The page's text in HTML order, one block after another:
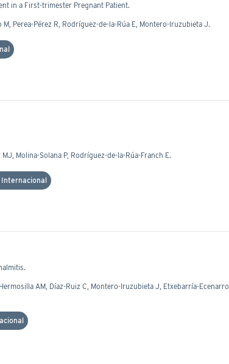
in a First-trimester Pregnant Patient.
Perea-Pérez R, Rodríguez-de-la-Rúa E, Montero-Iruzubieta J.
Molina-Solana P, Rodríguez-de-la-Rúa-Franch E.
AM, Díaz-Ruiz C, Montero-Iruzubieta J, Etxebarría-Ecenarro